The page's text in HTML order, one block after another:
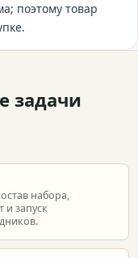
поэтому товар
задачи
набора,
и запуск